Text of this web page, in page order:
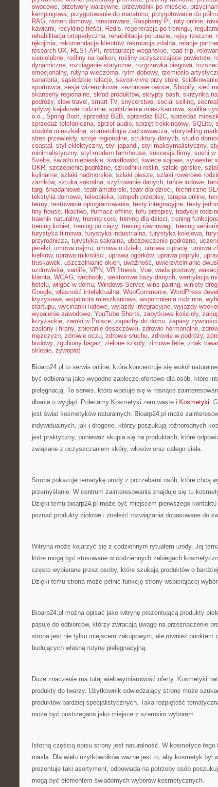
owocowe, przetwory warzywne, przewodnik po mieście,
kempingowa, przygotowanie do maratonu, przygotowanie do
RAG, ramen domowy, ransomware, Raspberry Pi, raty online,
kawiarni, recykling treści, Redis, regeneracja po treningu,
rehabilitacja ortopedyczna, rehabilitacja po urazie, rejsy rzeczne,
rękojmia, rekomendacje klientów, rekrutacja zdalna, relacje
research UX, REST API , restauracje wegańskie, road trip,
cieniolubne, rośliny na balkon, rośliny oczyszczające powietrze,
dynamiczne, rozciąganie statyczne, rozgrzewka biegowa,
emocjonalny, rutyna wieczorna, rytm dobowy, rzemiosło
sanatoria, sąsiedzkie relacje, savoir-vivre przy stole, ściółkowanie
sportowca, sesja wizerunkowa, sezonowe owoce, Shopify, sieć
skanseny regionalne, skład produktów, skrypty bash, skrzynka
podróży, slow travel , smart TV, snycerstwo, social selling,
spływy kajakowe rodzinne, spółdzielnia mieszkaniowa, spółka
o.o., Spring Boot, sprzedaż B2B, sprzedaż B2C, sprzedaż
sprzedaż telefoniczna, sprzęt audio, sprzęt trekkingowy, SQLite,
stodoła mieszkalna, stomatologia zachowawcza, storytelling
stres przewlekły, stroje regionalne, struktury danych, studio
coastal , styl eklektyczny, styl japandi, styl maksymalistyczny,
minimalistyczny, styl modern farmhouse, sukcesja firmy, sushi w
Svelte, światło niebieskie, światłowód, świece sojowe, sylwester
OKR, szczepienia podróżne, szkodniki roślin, szlaki górskie,
kulinarne, szlaki nadmorskie, szlaki piesze, szlaki rowerowe
zamków, sztuka sakralna, szyfrowanie danych, tańce ludowe,
targi śniadaniowe, teatr amatorski, teatr dla dzieci, techniczne
tekstylia domowe, teleopieka, tempeh przepisy, terapia online,
termy, testowanie oprogramowania, testy integracyjne, testy
tiny house, tkactwo, tłumacz offline, tofu przepisy, tradycje
trawnik naturalny, trening core, trening dla dzieci, trening
trening kobiet, trening po ciąży, trening równowagi, trening
turystyka filmowa, turystyka industrialna, turystyka kolejowa,
przyrodnicza, turystyka sakralna, ubezpieczenie podróżne,
perełki, umowa najmu, umowa o dzieło, umowa o pracę, umowa
kiełków, uprawa mikroliści, uprawa ogórków, uprawa papryki,
truskawek, uszczelnianie okien, uważność, uwierzytelnianie
uzdrowiska, vanlife, VPN, VR fitness, Vue, wada postawy,
klienta, WCAG, webhooki, wektorowe bazy danych, wentylacja
hotelu, wilgoć w domu, Windows Server, wine pairing, winiety
Google, własność intelektualna, WooCommerce, WordPress
kryzysowe, wspólnota mieszkaniowa, wspomnienia rodzinne,
startupu, wycinanki ludowe, wyjazdy integracyjne, wyjazdy
wypalenie zawodowe, YouTube Shorts, zabytkowe kościoły,
krzyżackie, zamki w Polsce, zapachy do domu, zapasy żywności
zasłony i firany, zbieranie deszczówki, zdrowie hormonalne,
mężczyzn, zdrowie oczu, zdrowie słuchu, zdrowie w podróży,
budowy, zgubiony bagaż, zielone szkoły, zimowe ferie, znak
sklepie, żywopłot
Bioarp24.pl to serwis online, która koncentruje się wokół
być odbierana jako wygodne zaplecze ofertowe dla osób, które
pielęgnacją. To serwis, która wpisuje się w rosnące
dbania o wygląd. Polecamy Kosmetyki zero waste i Kosmetyki.
jest świat kosmetyków naturalnych. Bioarp24.pl może
indywidualnych, jak i drogerie, którzy poszukują różnorodnych
jest praktyczny, ponieważ skupia się na produktach, które
związane z oczyszczaniem skóry, włosów oraz całego ciała.
Strona pokazuje tematykę urody z potrzebami osób, które chcą
przemyślanie. W centrum zainteresowania znajduje się tu
Dzięki temu bioarp24.pl może być miejscem pierwszego
poznać produkty ziołowe i znaleźć rozwiązania dopasowane do
Witryna może kojarzyć się z codziennym rytuałem urody. Jej
które mogą być stosowane w codziennych zabiegach
często wybierane przez osoby, które szukają produktów o
Dzięki temu strona może pełnić funkcję strony wspierającej
Bioarp24.pl można opisać jako witrynę prezentującą produkty
pasuje do odbiorców, którzy zwracają uwagę na przeznaczenie
strona jest nie tylko miejscem zakupowym, ale również punktem
budujących własną rutynę pielęgnacyjną.
Duże znaczenie ma tutaj wielowymiarowość oferty. Kosmetyki
produkty do twarzy. Użytkownik odwiedzający stronę może
produktów bardziej specjalistycznych. Taka rozpiętość
może być postrzegana jako miejsce z szerokim wyborem.
Istotną częścią opisu strony jest naturalność. W kosmetyce
masła. Dla wielu użytkowników ważne jest to, aby kosmetyk był
prezentuje taki asortyment, odpowiada na potrzeby osób
mogą być elementem świadomych wyborów kosmetycznych.